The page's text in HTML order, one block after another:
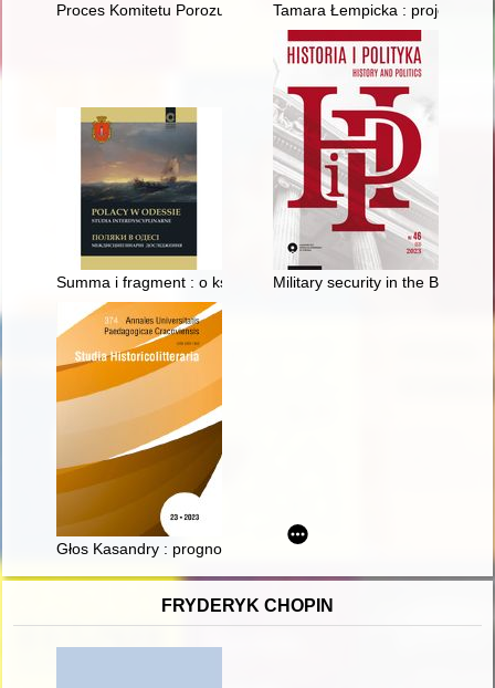
Proces Komitetu Porozumiewawczego Organizacji Polski
Tamara Łempicka : projekt
Summa i fragment : o książce Agnieszki Barbary Cichockiej
Military security in the Baltic
Głos Kasandry : prognostyczne wizje wojny ("Przyszła wojna"
FRYDERYK CHOPIN